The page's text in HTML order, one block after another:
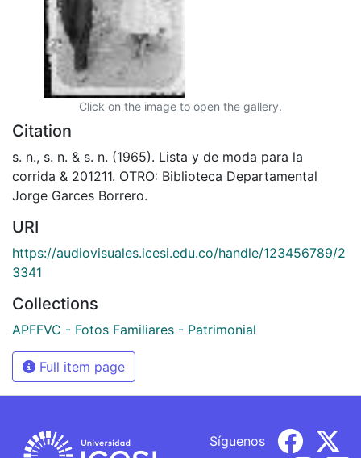
Click on the image to open the gallery.
Citation
s. n., s. n. & s. n. (1965). Lista y de moda para la
corrida & 201211. OTRO: Biblioteca Departamental
Jorge Garces Borrero.
URI
https://audiovisuales.icesi.edu.co/handle/123456789/2
3341
Collections
APFFVC - Fotos Familiares - Patrimonial
Full item page
Síguenos